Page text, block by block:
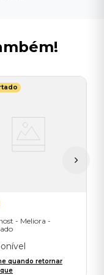
- Meliora -
quando retornar